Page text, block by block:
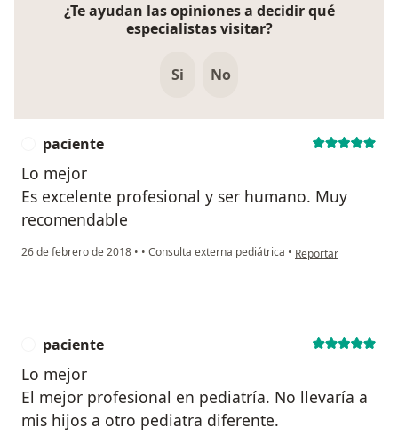
¿Te ayudan las opiniones a decidir qué
especialistas visitar?
Si No
paciente
Lo mejor
Es excelente profesional y ser humano. Muy
recomendable
26 de febrero de 2018 • • Consulta externa pediátrica • en opinión del
Reportar
paciente
Lo mejor
El mejor profesional en pediatría. No llevaría a
mis hijos a otro pediatra diferente.